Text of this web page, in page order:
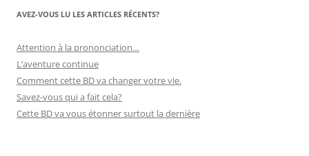
AVEZ-VOUS LU LES ARTICLES RÉCENTS?
Attention à la prononciation…
L’aventure continue
Comment cette BD va changer votre vie.
Savez-vous qui a fait cela?
Cette BD va vous étonner surtout la dernière